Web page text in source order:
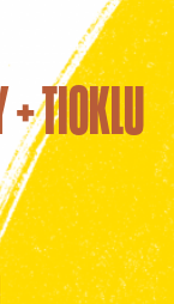
TIOKLU